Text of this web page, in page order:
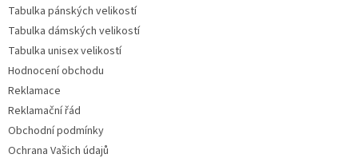
Tabulka pánských velikostí
Tabulka dámských velikostí
Tabulka unisex velikostí
Hodnocení obchodu
Reklamace
Reklamační řád
Obchodní podmínky
Ochrana Vašich údajů